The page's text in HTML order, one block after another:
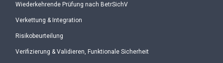
Wiederkehrende Prüfung nach BetrSichV
Verkettung & Integration
Risikobeurteilung
Verifizierung & Validieren, Funktionale Sicherheit